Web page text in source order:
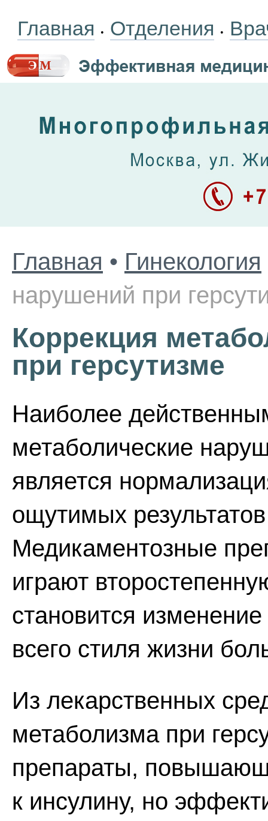
Главная • Отделения •
Главная • Гинекология
нарушений при
Коррекция
при герсутизме
Наиболее
метаболические
является
ощутимых
Медикаментозные
играют
становится
всего стиля жизни
Из лекарственных
метаболизма при
препараты,
к инсулину, но